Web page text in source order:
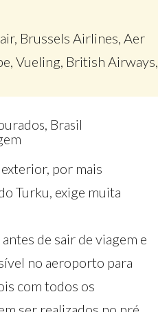
Brussels Airlines, Aer
Vueling, British Airways,
Brasil
por mais
Turku, exige muita
de sair de viagem e
no aeroporto para
com todos os